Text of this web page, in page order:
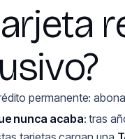
permanente:
nunca acaba: tras